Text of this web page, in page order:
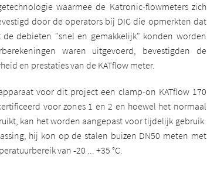
waarmee de Katronic-flowmeters zich
door de operators bij DIC die opmerkten dat
debieten "snel en gemakkelijk" konden worden
waren uitgevoerd, bevestigden de
en prestaties van de KATflow meter.
voor dit project een clamp-on KATflow 170
voor zones 1 en 2 en hoewel het normaal
kan het worden aangepast voor tijdelijk gebruik.
hij kon op de stalen buizen DN50 meten met
van -20 ... +35 °C.